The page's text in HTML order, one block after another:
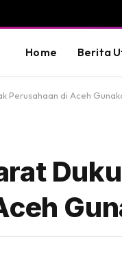
Home Berita
Perusahaan di Aceh